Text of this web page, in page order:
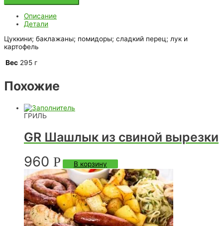
Описание
Детали
Цуккини; баклажаны; помидоры; сладкий перец; лук и
картофель
Вес 295 г
Похожие
ГРИЛЬ
GR Шашлык из свиной вырезки
960 Р В корзину